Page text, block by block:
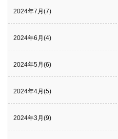
2024年7月(7)
2024年6月(4)
2024年5月(6)
2024年4月(5)
2024年3月(9)